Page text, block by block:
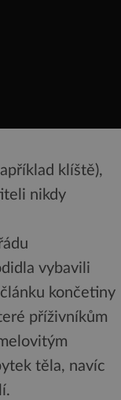
klíště),
nikdy
vybavili
končetiny
příživníkům
těla, navíc